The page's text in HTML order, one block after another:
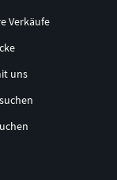
Verkäufe
uns